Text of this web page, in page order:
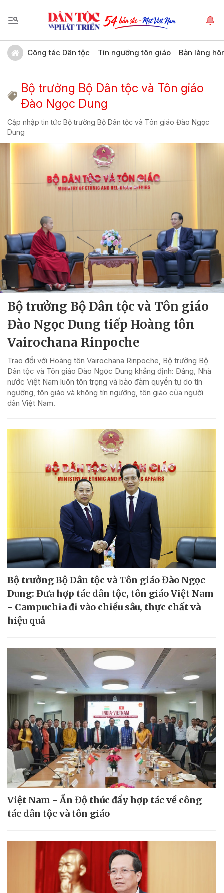
Công tác Dân tộc Tín ngưỡng tôn giáo Bản làng
Bộ trưởng Bộ Dân tộc và Tôn giáo
Đào Ngọc Dung
Cập nhập tin tức Bộ trưởng Bộ Dân tộc và Tôn giáo Đào Ngọc
Dung
Bộ trưởng Bộ Dân tộc và Tôn giáo
Đào Ngọc Dung tiếp Hoàng tôn
Vairochana Rinpoche
Trao đổi với Hoàng tôn Vairochana Rinpoche, Bộ trưởng Bộ
Dân tộc và Tôn giáo Đào Ngọc Dung khẳng định: Đảng, Nhà
nước Việt Nam luôn tôn trọng và bảo đảm quyền tự do tín
ngưỡng, tôn giáo và không tín ngưỡng, tôn giáo của người
dân Việt Nam.
Bộ trưởng Bộ Dân tộc và Tôn giáo Đào Ngọc
Dung: Đưa hợp tác dân tộc, tôn giáo Việt Nam
- Campuchia đi vào chiều sâu, thực chất và
hiệu quả
Việt Nam - Ấn Độ thúc đẩy hợp tác về công
tác dân tộc và tôn giáo